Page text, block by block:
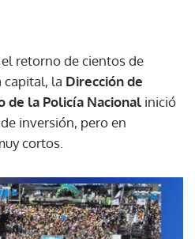
retorno de cientos de
capital, la Dirección de
de la Policía Nacional inició
inversión, pero en
cortos.